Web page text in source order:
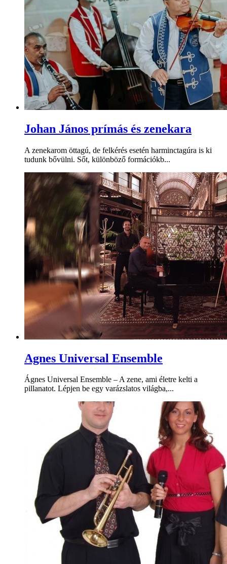
Johan János prímás és zenekara
A zenekarom öttagú, de felkérés esetén harminctagúra is ki
tudunk bővülni. Sőt, különböző formációkb...
Agnes Universal Ensemble
Ágnes Universal Ensemble – A zene, ami életre kelti a
pillanatot. Lépjen be egy varázslatos világba,...